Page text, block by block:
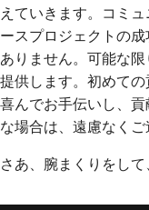
えていきます。コミ
ースプロジェクトの
ありません。可能な
提供します。初めての
喜んでお手伝いし、
な場合は、遠慮なくご
さあ、腕まくりをし